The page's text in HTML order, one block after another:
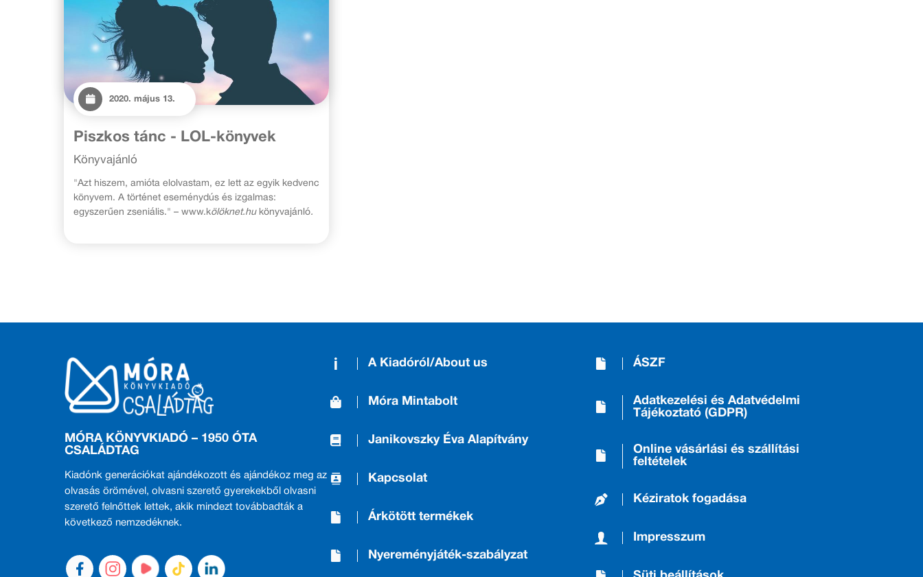
2020. május 13.
Piszkos tánc - LOL-könyvek
Könyvajánló
"Azt hiszem, amióta elolvastam, ez lett az egyik kedvenc
könyvem. A történet eseménydús és izgalmas:
egyszerűen zseniális." – www.kölöknet.hu könyvajánló.
MÓRA KÖNYVKIADÓ – 1950 ÓTA
CSALÁDTAG
Kiadónk generációkat ajándékozott és ajándékoz meg az
olvasás örömével, olvasni szerető gyerekekből olvasni
szerető felnőttek lettek, akik mindezt továbbadták a
következő nemzedéknek.
A Kiadóról/About us
Móra Mintabolt
Janikovszky Éva Alapítvány
Kapcsolat
Árkötött termékek
Nyereményjáték-szabályzat
ÁSZF
Adatkezelési és Adatvédelmi
Tájékoztató (GDPR)
Online vásárlási és szállítási
feltételek
Kéziratok fogadása
Impresszum